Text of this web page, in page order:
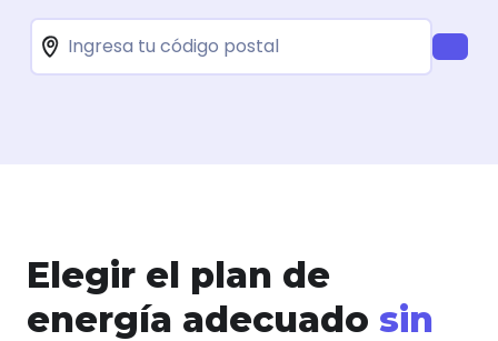
Elegir el plan de
energía adecuado sin